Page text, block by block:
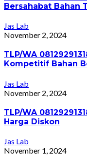
Bersahabat Bahan
Jas Lab
November 2, 2024
TLP/WA
Kompetitif Bahan
Jas Lab
November 2, 2024
TLP/WA
Harga Diskon
Jas Lab
November 1, 2024